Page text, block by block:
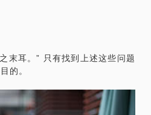
末耳。” 只有找到上述这些问题
的。